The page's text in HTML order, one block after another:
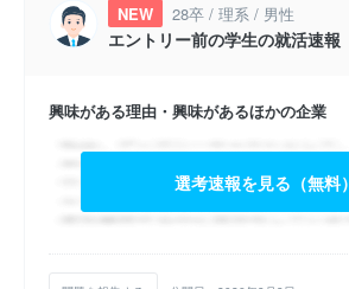
NEW 28卒 / 理系 / 男性
エントリー前の学生の就活速報
興味がある理由・興味があるほかの企業
選考速報を見る（無料）